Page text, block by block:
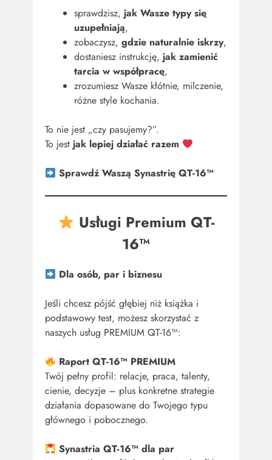
sprawdzisz, jak Wasze typy się
uzupełniają,
zobaczysz, gdzie naturalnie iskrzy,
dostaniesz instrukcję, jak zamienić
tarcia w współpracę,
zrozumiesz Wasze kłótnie, milczenie,
różne style kochania.
To nie jest „czy pasujemy?”.
To jest jak lepiej działać razem
Sprawdź Waszą Synastrię QT-16™
Usługi Premium QT-
16™
Dla osób, par i biznesu
Jeśli chcesz pójść głębiej niż książka i
podstawowy test, możesz skorzystać z
naszych usług PREMIUM QT-16™:
Raport QT-16™ PREMIUM
Twój pełny profil: relacje, praca, talenty,
cienie, decyzje – plus konkretne strategie
działania dopasowane do Twojego typu
głównego i pobocznego.
Synastria QT-16™ dla par